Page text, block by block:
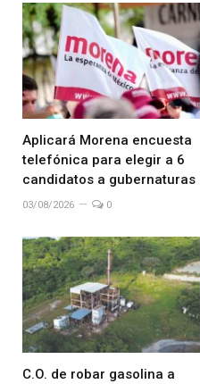
Aplicará Morena encuesta
telefónica para elegir a 6
candidatos a gubernaturas
03/08/2026 0
C.O. de robar gasolina a